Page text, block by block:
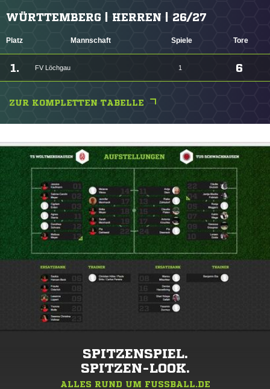
WÜRTTEMBERG | HERREN | 26/27
Platz Mannschaft Spiele Tore
1. FV Löchgau 1 6
ZUR KOMPLETTEN TABELLE
SPITZENSPIEL.
SPITZEN-LOOK.
ALLES RUND UM FUSSBALL.DE